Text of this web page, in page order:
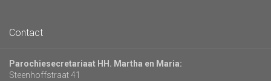
Contact
Parochiesecretariaat HH. Martha en Maria:
Steenhoffstraat 41